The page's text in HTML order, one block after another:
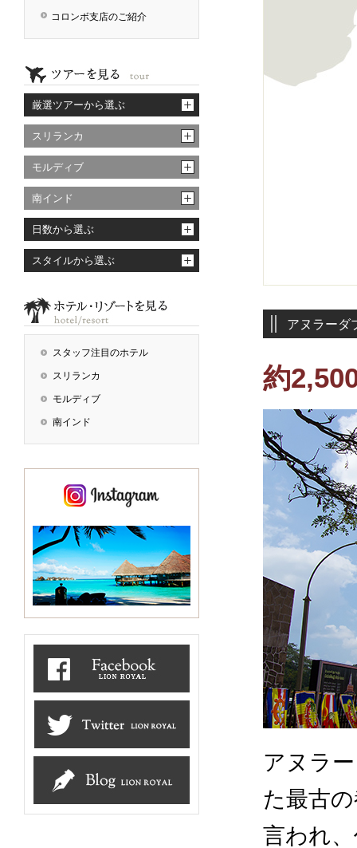
アヌラーダ
約
アヌラ
た最古
言われ
コロンボ支店のご紹介
厳選ツアーから選ぶ
スリランカ
モルディブ
南インド
日数から選ぶ
スタイルから選ぶ
スタッフ注目のホテル
スリランカ
モルディブ
南インド